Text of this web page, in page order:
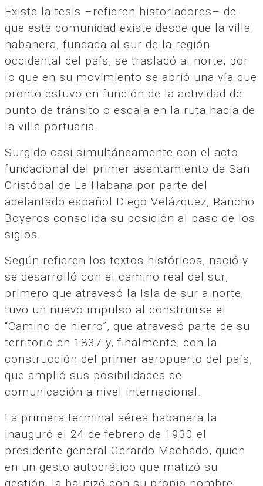
Existe la tesis –refieren historiadores– de
que esta comunidad existe desde que la villa
habanera, fundada al sur de la región
occidental del país, se trasladó al norte, por
lo que en su movimiento se abrió una vía que
pronto estuvo en función de la actividad de
punto de tránsito o escala en la ruta hacia de
la villa portuaria.
Surgido casi simultáneamente con el acto
fundacional del primer asentamiento de San
Cristóbal de La Habana por parte del
adelantado español Diego Velázquez, Rancho
Boyeros consolida su posición al paso de los
siglos.
Según refieren los textos históricos, nació y
se desarrolló con el camino real del sur,
primero que atravesó la Isla de sur a norte;
tuvo un nuevo impulso al construirse el
“Camino de hierro”, que atravesó parte de su
territorio en 1837 y, finalmente, con la
construcción del primer aeropuerto del país,
que amplió sus posibilidades de
comunicación a nivel internacional.
La primera terminal aérea habanera la
inauguró el 24 de febrero de 1930 el
presidente general Gerardo Machado, quien
en un gesto autocrático que matizó su